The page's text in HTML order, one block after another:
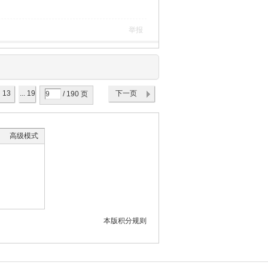
举报
13
... 19
/ 190 页 下一页
高级模式
本版积分规则